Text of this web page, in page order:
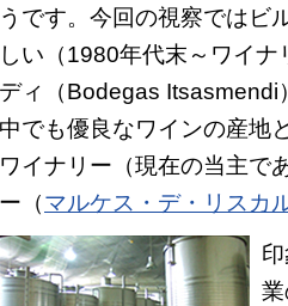
うです。今回の視察ではビ
しい（1980年代末～ワイ
ディ（Bodegas Itsasmendi
中でも優良なワインの産地
ワイナリー（現在の当主で
ー（マルケス・デ・リスカ